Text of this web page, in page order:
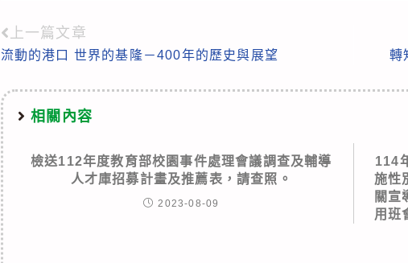
Read
more
articles
上一篇文章
流動的港口 世界的基隆－400年的歷史與展望 轉
相關內容
檢送112年度教育部校園事件處理會議調查及輔導
人才庫招募計畫及推薦表，請查照。
2023-08-09
114
施性
關宣
用班